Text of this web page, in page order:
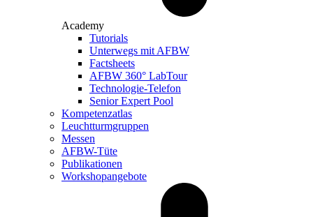
Academy
Tutorials
Unterwegs mit AFBW
Factsheets
AFBW 360° LabTour
Technologie-Telefon
Senior Expert Pool
Kompetenzatlas
Leuchtturm­gruppen
Messen
AFBW-Tüte
Publikationen
Workshopangebote